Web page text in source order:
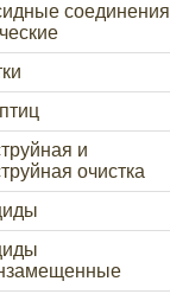
соединения
и
очистка